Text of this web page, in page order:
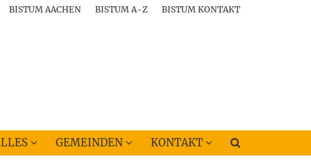
BISTUM AACHEN BISTUM A-Z BISTUM KONTAKT
GEMEINDEN KONTAKT